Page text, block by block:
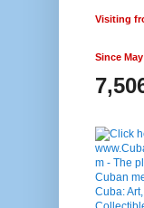
Visiting
Since